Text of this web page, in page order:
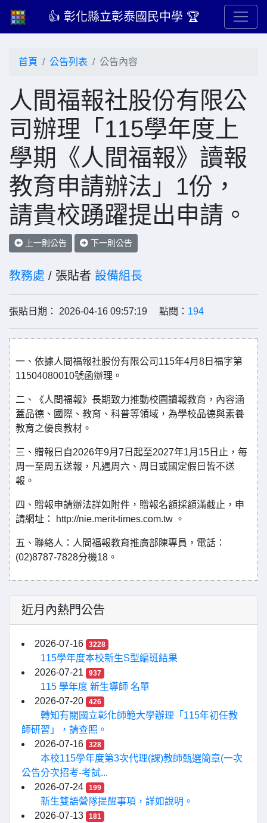
👍 彰化縣立彰泰國民中學 🏆
首頁 公告列表 公告內容
人間福報社股份有限公
司辦理「115學年度上
學期《人間福報》讀報
教育申請辦法」1份，
請貴校踴躍提出申請。
上一則公告 下一則公告
教務處 / 張貼者 設備組長
張貼日期： 2026-04-16 09:57:19 點閱： 194
一、依據人間福報社股份有限公司115年4月8日福字第
11504080010號函辦理。
二、《人間福報》長期致力推動校園讀報教育，內容涵
蓋品德、國際、教育、科普等領域，為學校品德與素養
教育之優良教材。
三、贈報日自2026年9月7日起至2027年1月15日止，每
周一至周五送報，凡遇周六、周日或國定假日皆不送
報。
四、贈報申請辦法詳如附件，贈報名額採額滿截止，申
請網址： http://nie.merit-times.com.tw 。
五、聯絡人：人間福報教育推廣部陳專員，電話：
(02)8787-7828分機18。
近月內熱門公告
2026-07-16 3228
115學年度本校新生S型編班結果
2026-07-21
937
115 學年度 新生導師 名單
2026-07-20
426
轉知有關國立彰化師範大學辦理「115年初任教
師研習」，請查照。
2026-07-16
328
本校115學年度第3次代理(課)教師甄選簡章(一次
公告分次招考-考試...
2026-07-24
199
新生雙語營隊提醒事項，詳如說明。
2026-07-13
181